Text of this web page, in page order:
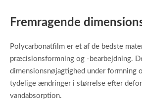
Fremragende
Polycarbonatfilm er et af de bedste
præcisionsformning og -bearbejdning.
dimensionsnøjagtighed under formning
tydelige ændringer i størrelse efter
vandabsorption.